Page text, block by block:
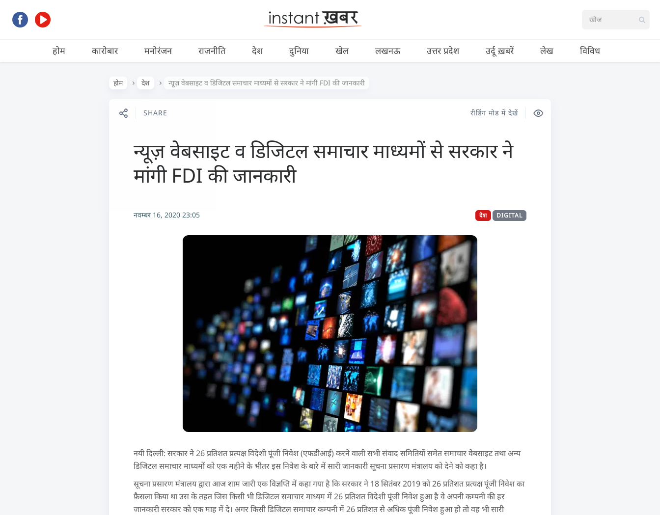
होम कारोबार मनोरंजन राजनीति देश दुनिया खेल लखनऊ उत्तर प्रदेश उर्दू ख़बरें लेख विविध
होम देश न्यूज़ वेबसाइट व डिजिटल समाचार माध्यमों से सरकार ने मांगी FDI की जानकारी
SHARE रीडिंग मोड में देखें
न्यूज़ वेबसाइट व डिजिटल समाचार माध्यमों से सरकार ने
मांगी FDI की जानकारी
नवम्बर 16, 2020 23:05 DIGITAL
देश
नयी दिल्ली: सरकार ने 26 प्रतिशत प्रत्यक्ष विदेशी पूंजी निवेश (एफडीआई) करने वाली सभी संवाद समितियों समेत समाचार वेबसाइट तथा अन्य
डिजिटल समाचार माध्यमों को एक महीने के भीतर इस निवेश के बारे में सारी जानकारी सूचना प्रसारण मंत्रालय को देने को कहा है।
सूचना प्रसारण मंत्रालय द्वारा आज शाम जारी एक विज्ञप्ति में कहा गया है कि सरकार ने 18 सितंबर 2019 को 26 प्रतिशत प्रत्यक्ष पूंजी निवेश का
फ़ैसला किया था उस के तहत जिस किसी भी डिजिटल समाचार माध्यम में 26 प्रतिशत विदेशी पूंजी निवेश हुआ है वे अपनी कम्पनी की हर
जानकारी सरकार को एक माह में दे। अगर किसी डिजिटल समाचार कम्पनी में 26 प्रतिशत से अधिक पूंजी निवेश हुआ हो तो वह भी सारी